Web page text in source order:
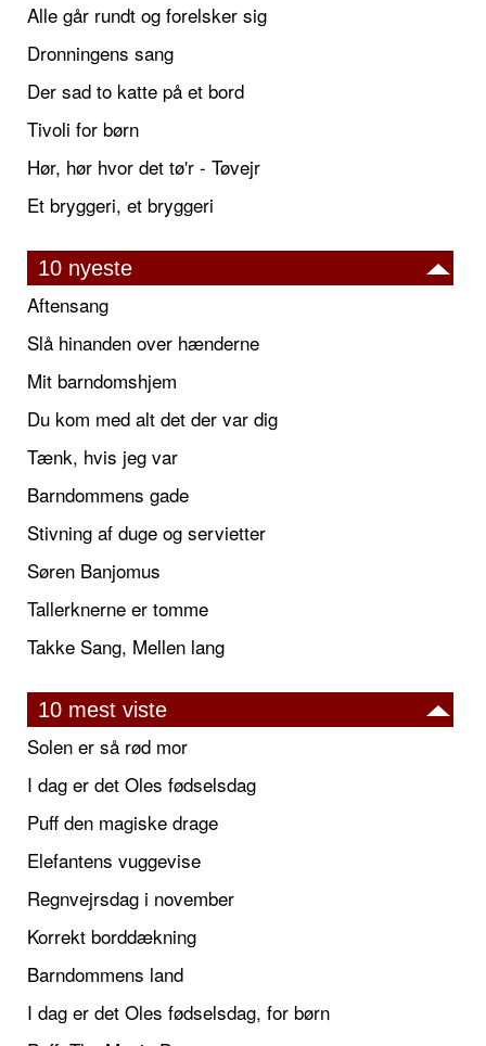
Alle går rundt og forelsker sig
Dronningens sang
Der sad to katte på et bord
Tivoli for børn
Hør, hør hvor det tø'r - Tøvejr
Et bryggeri, et bryggeri
10 nyeste
Aftensang
Slå hinanden over hænderne
Mit barndomshjem
Du kom med alt det der var dig
Tænk, hvis jeg var
Barndommens gade
Stivning af duge og servietter
Søren Banjomus
Tallerknerne er tomme
Takke Sang, Mellen lang
10 mest viste
Solen er så rød mor
I dag er det Oles fødselsdag
Puff den magiske drage
Elefantens vuggevise
Regnvejrsdag i november
Korrekt borddækning
Barndommens land
I dag er det Oles fødselsdag, for børn